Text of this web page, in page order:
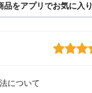
品をアプリでお気に入り
について